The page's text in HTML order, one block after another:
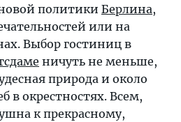
политики Берлина,
или на
Выбор гостиниц в
ничуть не меньше,
природа и около
в окрестностях. Всем,
к прекрасному,